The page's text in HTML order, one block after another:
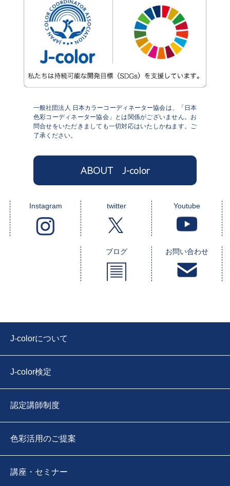
一般社団法人 日本カラーコーディネーター協会は、「日本
色彩コーディネーター協会」とは関係がございません。お
問合せをいただきましても一切対応はいたしかねます。ご
了承ください。
ABOUT J-color
Instagram twitter Youtube
ブログ お問い合わせ
J-colorについて
J-color検定
認定講師制度
色彩活用のご提案
講座・セミナー